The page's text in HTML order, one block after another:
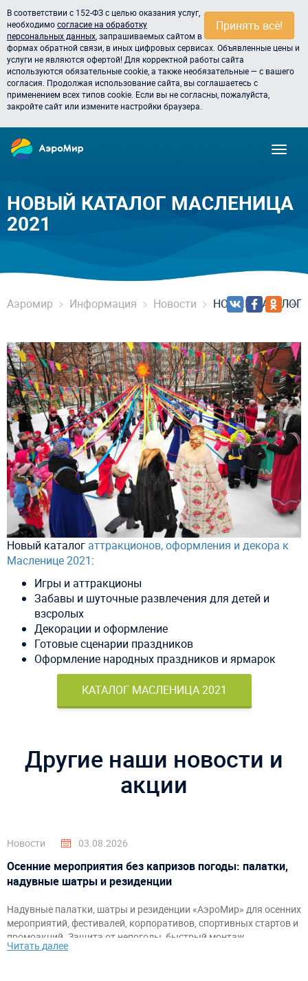
Принять всё!
В соответствии с 152-ФЗ с целью оказания услуг,
необходимосогласие на обработку
персональных данных , запрашиваемых сайтом в
формах обратной связи, в иных цифровых сервисах. Объявленные цены и
услуги не являются офертой! Для корректной работы сайта
используются обязательные cookie, а также необязательные — с вашего
согласия. Продолжая использование сайта, вы соглашаетесь с
применением всех типов cookie. Если вы не согласны, пожалуйста,
закройте сайт или измените настройки браузера.
НОВЫЙ КАТАЛОГ МАСЛЕНИЦА
2021
Аэромир Информация Новости НОВЫЙ КАТАЛОГ
Новый каталог аттракционов, оформления и декора к
Масленице 2021:
Игры и аттракционы
Забавы и шуточные развлечения для детей и
взсролых
Декорации и оформление
Готовые сценарии праздников
Оформление народных праздников и ярмарок
КАТАЛОГ МАСЛЕНИЦА 2021
Другие наши новости и
акции
Новости 03.08.2026
Осенние мероприятия без капризов погоды: палатки,
надувные шатры и резиденции
Надувные палатки, шатры и резиденции «АэроМир» для осенних
мероприятий, фестивалей, корпоративов, спортивных стартов и
промоакций. Защита от непогоды, быстрый монтаж,
брендирование и комфортное пространство для гостей и
Читать далее